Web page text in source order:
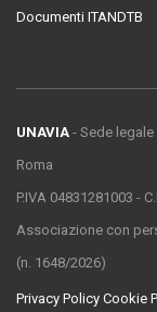
Documenti ITANDTB
UNAVIA - Sede
Roma
P.IVA 04831281003 -
Associazione con
(n. 1648/2026)
Privacy Policy Cookie